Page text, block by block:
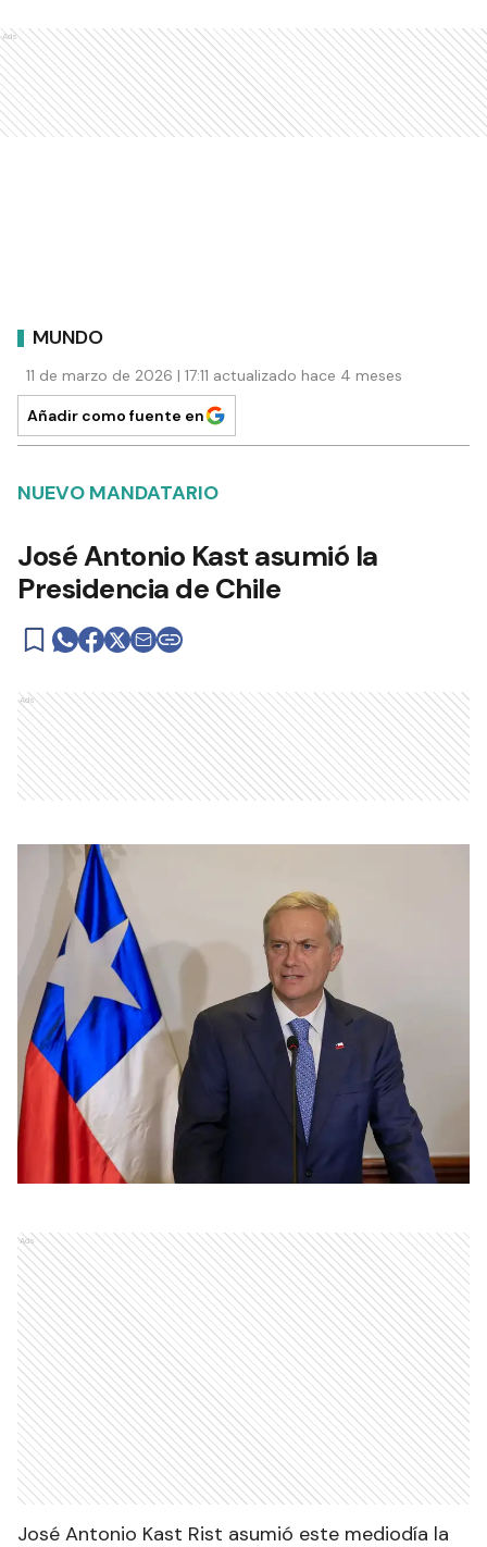
Ads
MUNDO
11 de marzo de 2026 | 17:11 actualizado hace 4 meses
Añadir como fuente en
NUEVO MANDATARIO
José Antonio Kast asumió la
Presidencia de Chile
Ads
Ads
José Antonio Kast Rist asumió este mediodía la